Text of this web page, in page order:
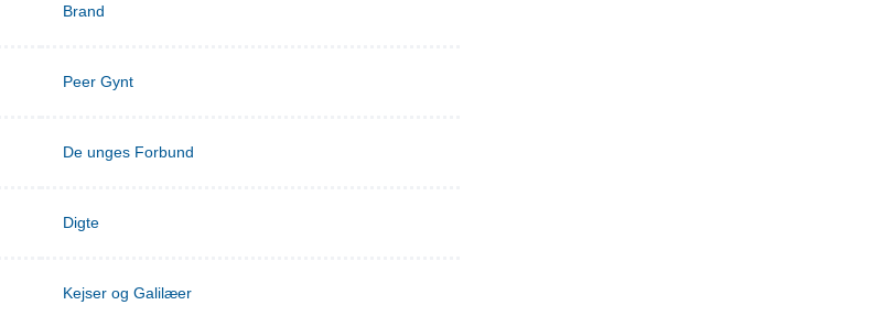
Brand
Peer Gynt
De unges Forbund
Digte
Kejser og Galilæer